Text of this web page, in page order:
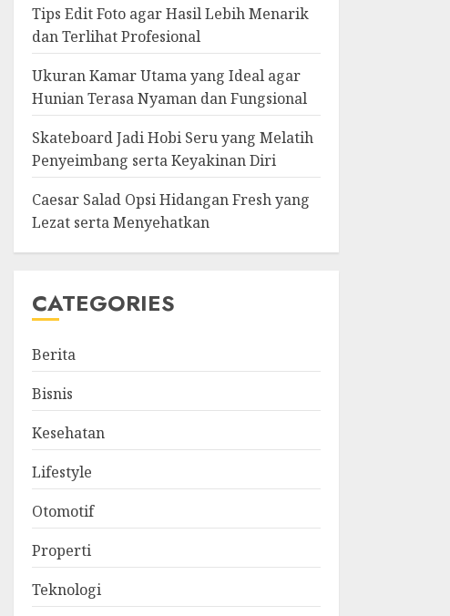
Tips Edit Foto agar Hasil Lebih Menarik
dan Terlihat Profesional
Ukuran Kamar Utama yang Ideal agar
Hunian Terasa Nyaman dan Fungsional
Skateboard Jadi Hobi Seru yang Melatih
Penyeimbang serta Keyakinan Diri
Caesar Salad Opsi Hidangan Fresh yang
Lezat serta Menyehatkan
CATEGORIES
Berita
Bisnis
Kesehatan
Lifestyle
Otomotif
Properti
Teknologi